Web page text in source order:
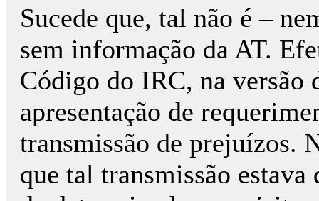
Sucede que, tal não é –
sem informação da AT.
Código do IRC, na versão
apresentação de
transmissão de prejuízos.
que tal transmissão